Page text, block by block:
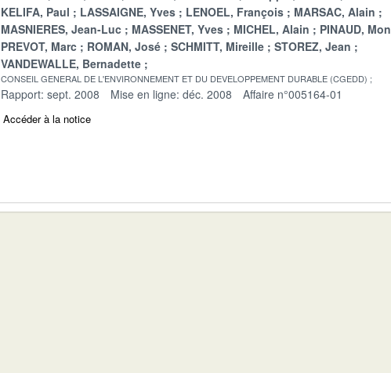
KELIFA, Paul
LASSAIGNE, Yves LENOEL, François
MARSAC, Alain
MASNIERES, Jean-Luc
MASSENET, Yves MICHEL, Alain
PINAUD,
PREVOT, Marc
ROMAN, José SCHMITT, Mireille
STOREZ, Jean
VANDEWALLE, Bernadette
CONSEIL GENERAL DE L'ENVIRONNEMENT ET DU DEVELOPPEMENT DURABLE (CGEDD)
Rapport: sept. 2008 Mise en ligne: déc. 2008 Affaire n°005164-01
Accéder à la notice